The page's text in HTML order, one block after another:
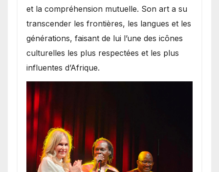
et la compréhension mutuelle. Son art a su
transcender les frontières, les langues et les
générations, faisant de lui l’une des icônes
culturelles les plus respectées et les plus
influentes d’Afrique.